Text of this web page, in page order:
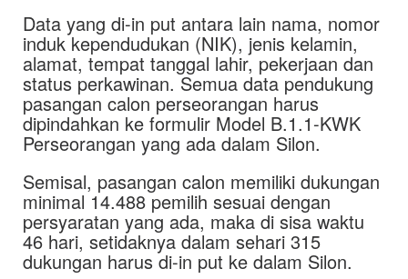
Data yang di-in put antara lain nama, nomor
induk kependudukan (NIK), jenis kelamin,
alamat, tempat tanggal lahir, pekerjaan dan
status perkawinan. Semua data pendukung
pasangan calon perseorangan harus
dipindahkan ke formulir Model B.1.1-KWK
Perseorangan yang ada dalam Silon.
Semisal, pasangan calon memiliki dukungan
minimal 14.488 pemilih sesuai dengan
persyaratan yang ada, maka di sisa waktu
46 hari, setidaknya dalam sehari 315
dukungan harus di-in put ke dalam Silon.